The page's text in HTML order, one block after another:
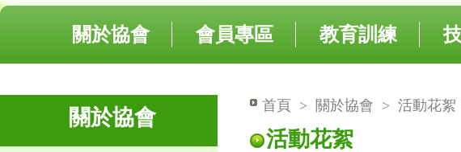
關於協會 會員專區 教育訓練
關於協會 首頁 > 關於協會 > 活動花絮
活動花絮